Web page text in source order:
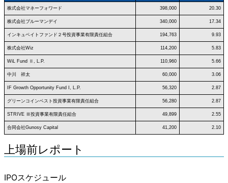
株式会社マネーフォワード 398,000 20.30
株式会社ブルーマンデイ 340,000 17.34
インキュベイトファンド２号投資事業有限責任組合 194,763 9.93
株式会社Wiz 114,200 5.83
WiL Fund Ⅱ, L.P. 110,960 5.66
中川 祥太 60,000 3.06
IF Growth Opportunity Fund I, L.P. 56,320 2.87
グリーンコインベスト投資事業有限責任組合 56,280 2.87
STRIVE Ⅲ投資事業有限責任組合 49,899 2.55
合同会社Gunosy Capital 41,200 2.10
上場前レポート
IPOスケジュール